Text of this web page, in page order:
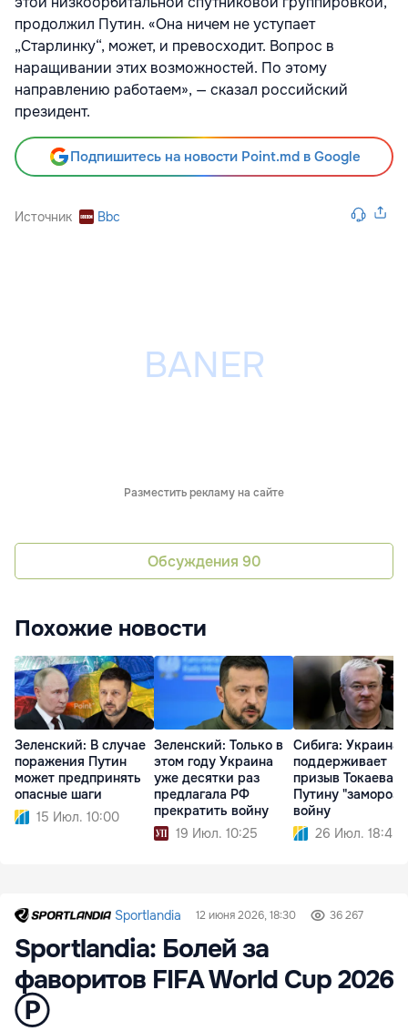
продолжил Путин. «Она ничем не уступает
„Старлинку“, может, и превосходит. Вопрос в
наращивании этих возможностей. По этому
направлению работаем», — сказал российский
президент.
Подпишитесь на новости Point.md в Google
Источник Bbc
Разместить рекламу на сайте
Обсуждения 90
Похожие новости
Зеленский: В случае
поражения Путин
может предпринять
опасные шаги
15 Июл. 10:00
Зеленский: Только в
этом году Украина
уже десятки раз
предлагала РФ
прекратить войну
19 Июл. 10:25
Сибига: Украина
поддерживает
призыв Токаева к
Путину
войну
26 Июл. 18:45
Sportlandia 12 июня 2026, 18:30 36 267
Sportlandia: Болей за
фаворитов FIFA World Cup 2026
Ⓟ